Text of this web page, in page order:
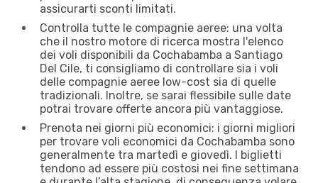
assicurarti sconti limitati.
Controlla tutte le compagnie aeree: una volta
che il nostro motore di ricerca mostra l'elenco
dei voli disponibili da Cochabamba a Santiago
Del Cile, ti consigliamo di controllare sia i voli
delle compagnie aeree low-cost sia di quelle
tradizionali. Inoltre, se sarai flessibile sulle date
potrai trovare offerte ancora più vantaggiose.
Prenota nei giorni più economici: i giorni migliori
per trovare voli economici da Cochabamba sono
generalmente tra martedì e giovedì. I biglietti
tendono ad essere più costosi nei fine settimana